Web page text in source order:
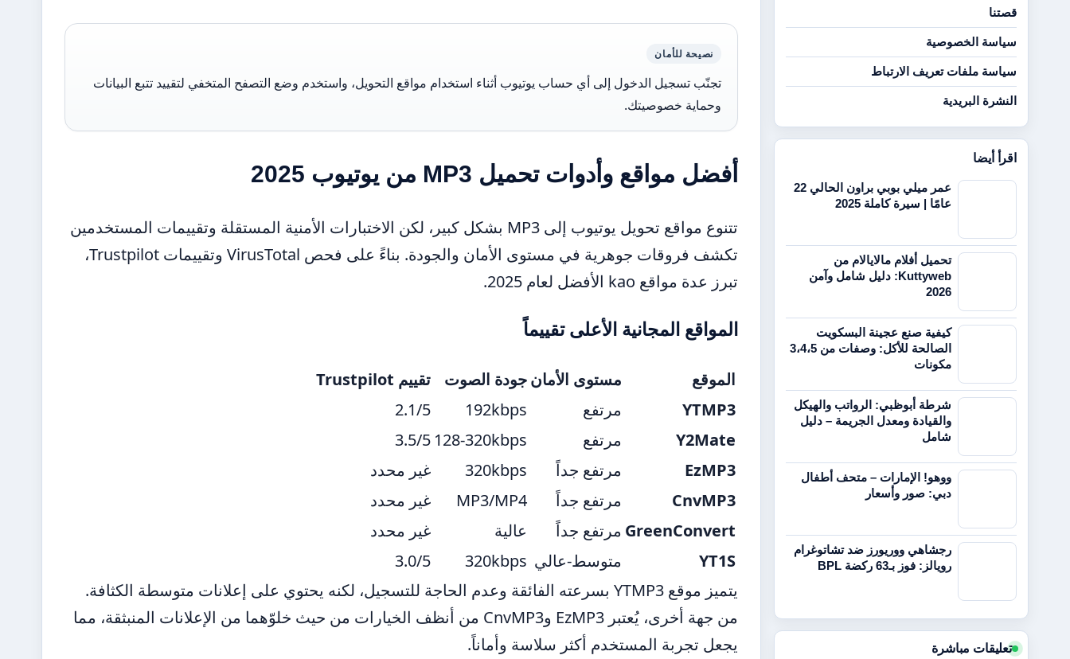
نصيحة للأمان
تجنّب تسجيل الدخول إلى أي حساب يوتيوب أثناء استخدام مواقع التحويل، واستخدم وضع التصفح المتخفي لتقييد تتبع البيانات
وحماية خصوصيتك.
أفضل مواقع وأدوات تحميل MP3 من يوتيوب 2025
تتنوع مواقع تحويل يوتيوب إلى MP3 بشكل كبير، لكن الاختبارات الأمنية المستقلة وتقييمات المستخدمين
تكشف فروقات جوهرية في مستوى الأمان والجودة. بناءً على فحص VirusTotal وتقييمات Trustpilot،
تبرز عدة مواقع kao الأفضل لعام 2025.
المواقع المجانية الأعلى تقييماً
الموقع مستوى الأمانجودة الصوت
تقييم Trustpilot
YTMP3
مرتفع 192kbps
2.1/5
Y2Mate
مرتفع 128-320kbps
3.5/5
EzMP3
مرتفع جداً 320kbps
غير محدد
CnvMP3
مرتفع جداً MP3/MP4
غير محدد
GreenConvert مرتفع جداً عالية
غير محدد
YT1S
متوسط-عالي 320kbps
3.0/5
يتميز موقع YTMP3 بسرعته الفائقة وعدم الحاجة للتسجيل، لكنه يحتوي على إعلانات متوسطة الكثافة.
من جهة أخرى، يُعتبر EzMP3 وCnvMP3 من أنظف الخيارات من حيث خلوّهما من الإعلانات المنبثقة، مما
يجعل تجربة المستخدم أكثر سلاسة وأماناً.
قصتنا
سياسة الخصوصية
سياسة ملفات تعريف الارتباط
النشرة البريدية
اقرأ أيضا
عمر ميلي بوبي براون الحالي 22
عامًا | سيرة كاملة 2025
تحميل أفلام مالايالام من
Kuttyweb: دليل شامل وآمن
2026
كيفية صنع عجينة البسكويت
الصالحة للأكل: وصفات من 3،4،5
مكونات
شرطة أبوظبي: الرواتب والهيكل
والقيادة ومعدل الجريمة – دليل
شامل
ووهو! الإمارات – متحف أطفال
دبي: صور وأسعار
رجشاهي ووريورز ضد تشاتوغرام
رويالز: فوز بـ63 ركضة BPL
تعليقات مباشرة